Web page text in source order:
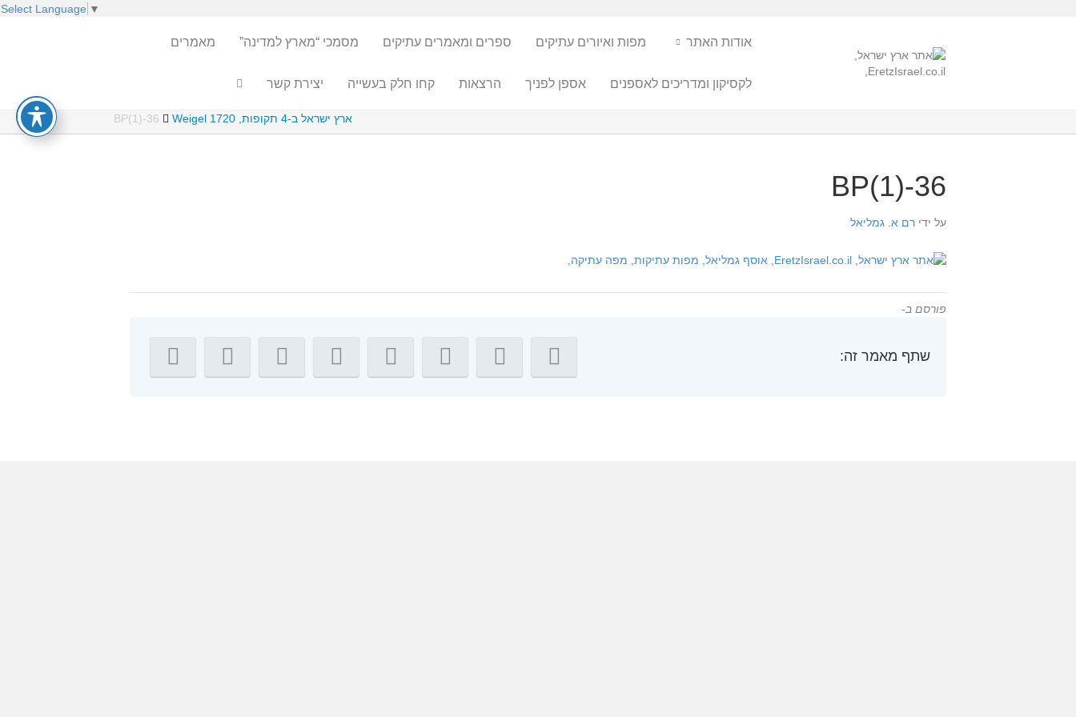
Select Language ▼
אודות האתר מפות ואיורים עתיקים ספרים ומאמרים עתיקים מסמכי “מארץ למדינה” מאמרים
לקסיקון ומדריכים לאספנים אספן לפניך הרצאות קחו חלק בעשייה יצירת קשר
ארץ ישראל ב-4 תקופות, Weigel 1720 BP(1)-36
BP(1)-36
על ידי רם א. גמליאל
פורסם ב-
שתף מאמר זה: